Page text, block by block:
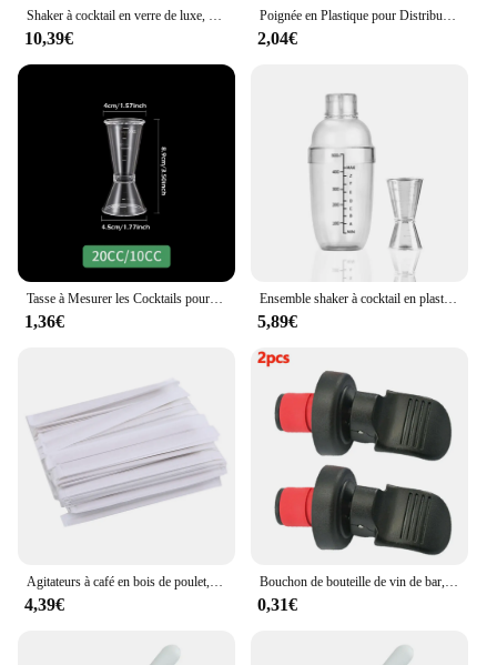
Shaker à cocktail en verre de luxe, martini mocktail, ensemble exécutif avec couvercle en acier métallique étanche, passoire pour usage domestique, gadget de chariot de bar
10,39€
Poignée en Plastique pour Distributeur d'Eau, Soda, Coke, Usage Domestique, Outil de Cuisine Portable, 1 Pièce
2,04€
Tasse à Mesurer les Cocktails pour la Maison, Accessoire Utile de Bar, Mesure à Courts Clics, Shaker, Jigger, 1 Pièce
1,36€
Ensemble shaker à cocktail en plastique, shaker à vin, outil de bar Assad
5,89€
4,39€ 0,31€